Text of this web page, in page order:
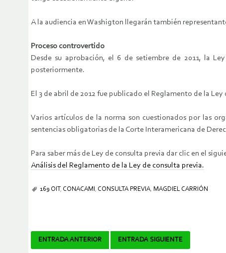
A la audiencia en Washigton llegarán también
Proceso controvertido
Desde su aprobación, el 6 de setiembre de 2011, la
posteriormente.
El 3 de abril de 2012 fue publicado el Reglamento de la
Varios artículos de la norma son cuestionados por las
sentencias obligatorias de la Corte Interamericana de
Para saber más de Ley de consulta previa dar clic en el
Análisis del Reglamento de la Ley de consulta previa.
169 OIT , CONACAMI , CONSULTA PREVIA, MAGDIEL CARRIÓN
Navegador
ENTRADA ANTERIOR ENTRADA SIGUIENTE